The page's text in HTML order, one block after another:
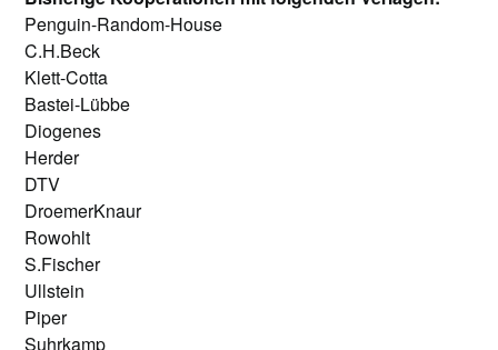
Penguin-Random-House
C.H.Beck
Klett-Cotta
Bastei-Lübbe
Diogenes
Herder
DTV
DroemerKnaur
Rowohlt
S.Fischer
Ullstein
Piper
Suhrkamp